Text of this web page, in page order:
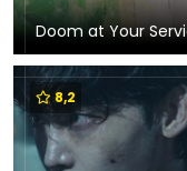
Doom at Your
8,2